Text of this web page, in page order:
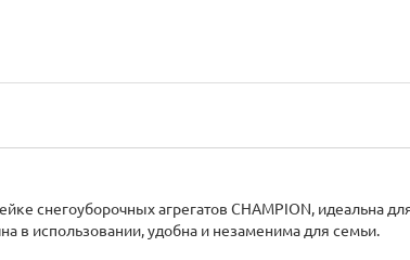
снегоуборочных агрегатов CHAMPION, идеальна
в использовании, удобна и незаменима для семьи.